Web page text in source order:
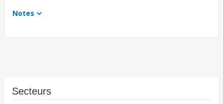
Notes
Secteurs